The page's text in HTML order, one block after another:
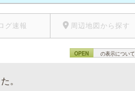
グ速報 周辺地図から探す
OPEN の表示について
。